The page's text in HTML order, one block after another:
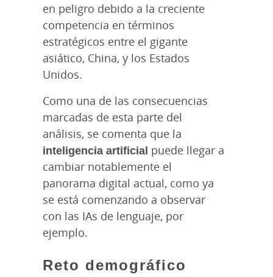
en peligro debido a la creciente
competencia en términos
estratégicos entre el gigante
asiático, China, y los Estados
Unidos.
Como una de las consecuencias
marcadas de esta parte del
análisis, se comenta que la
inteligencia artificial puede llegar a
cambiar notablemente el
panorama digital actual, como ya
se está comenzando a observar
con las IAs de lenguaje, por
ejemplo.
Reto demográfico